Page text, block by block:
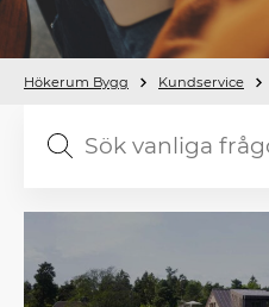
Hökerum Bygg Kundservice